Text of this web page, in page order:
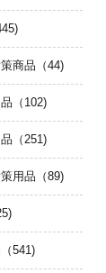
商品 （44)
（102)
（251)
用品 （89)
（541)